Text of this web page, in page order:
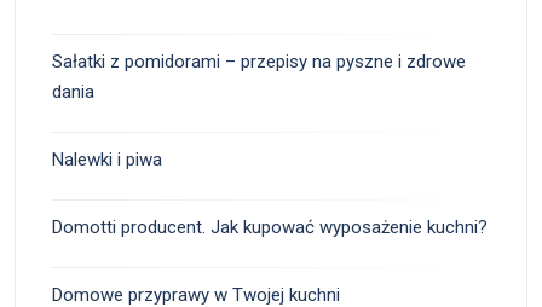
Sałatki z pomidorami – przepisy na pyszne i zdrowe
dania
Nalewki i piwa
Domotti producent. Jak kupować wyposażenie kuchni?
Domowe przyprawy w Twojej kuchni